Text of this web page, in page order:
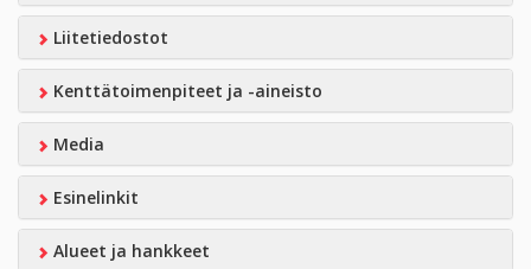
Liitetiedostot
Kenttätoimenpiteet ja -aineisto
Media
Esinelinkit
Alueet ja hankkeet